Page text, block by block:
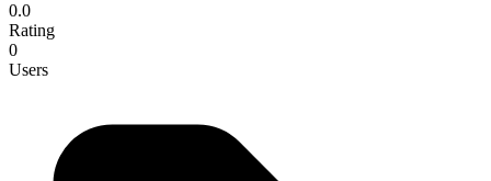
0.0
Rating
0
Users